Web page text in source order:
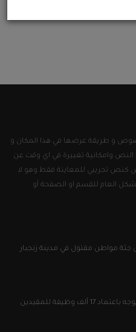
و طريقة عرضها في هذا المكان و
وامكانية تغييرة في اي وقت عن
كنص تجريبي للمعاينة فقط وهو لا
العام للقسم او الصفحة أو
جثة مواطن مقتول في مدينة زنجبار
الرئيس الزبيدي يوجه باعتماد 17 ألف وظيفة للمقيدين